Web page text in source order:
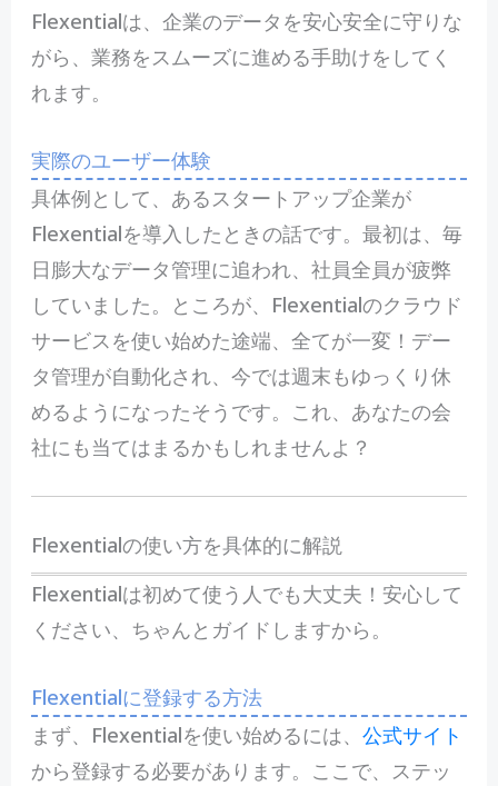
Flexentialは、企業のデータを安心安全に守りな
がら、業務をスムーズに進める手助けをしてく
れます。
実際のユーザー体験
具体例として、あるスタートアップ企業が
Flexentialを導入したときの話です。最初は、毎
日膨大なデータ管理に追われ、社員全員が疲弊
していました。ところが、Flexentialのクラウド
サービスを使い始めた途端、全てが一変！デー
タ管理が自動化され、今では週末もゆっくり休
めるようになったそうです。これ、あなたの会
社にも当てはまるかもしれませんよ？
Flexentialの使い方を具体的に解説
Flexentialは初めて使う人でも大丈夫！安心して
ください、ちゃんとガイドしますから。
Flexentialに登録する方法
まず、Flexentialを使い始めるには、 公式サイト
から登録する必要があります。ここで、ステッ